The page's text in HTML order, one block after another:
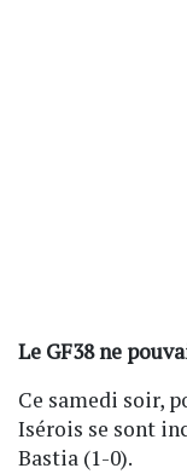
Le GF38 ne
Ce samedi soir,
Isérois se sont
Bastia (1-0).